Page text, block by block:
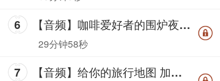
【音频】咖啡爱好者的围炉夜话 —— 如何照料热爱咖啡的好奇
29分钟58秒
【音频】给你的旅行地图 加点咖啡情调 —— 异域咖啡品鉴贴士